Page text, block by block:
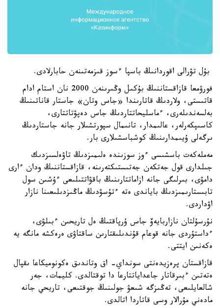
بۇل تۋرالى اقوردانىڭ باسپا ءسوز قىزمەتىنەن حابارلادى.
فورۋمعا قازاقستاننىڭ بۇكىل وڭىرىنەن 2000 نان استام ادام
قاتىستى، ولاردىڭ قاتارىندا «جاس وتان» جاستار قاناتىنىڭ
بەلسەندىلەرى، ءماسليحاتتاردىڭ جاس دەپۋتاتتارى،
كاسىپكەرلەر، عالىمدار، تانىمال سپورتشىلار جانە جاستاردىڭ
ىرگەلى ۇيىمدارىنىڭ كوشباسشىلارى بار.
مەملەكەت باسشىسى ءوز سوزىندە ەلىمىزدىڭ تاۋەلسىزدىك
جىلدارى قول جەتكەن جەتىستىكتەرىنە، قازاقستاننىڭ ودان ءارى
دامۋى، بىرلىگى جانە ازاماتتارىنىڭ باقۋاتتىلىعى ءۇشىن سول
تابىستارىمىزدىڭ باياندى ەتە ءتۇسۋدىڭ ماڭىزدىلىعىنا نازار
اۋداردى.
نۇرسۇلتان نازاربايەۆ جاس ۇرپاقتىڭ ەل تاريحىن ءبىلۋى،
ءداستۇردى جانە قوعام قۇندىلىقتارىن ساقتاۋى ەرەكشە مانگە يە
ەكەنىن ايتتى.
قازاقستان پرەزيدەنتى سونداي- اق وتاندىق ەكونوميكاعا ىقپال
ەتەتىن ءبىرقاتار جاعداياتتارعا دا توقتالدى. كليمات، جەر
شالعايلىعى، تەڭىزگە شىعۋ جولىنىڭ جوقتىعى، تاريحي جانە
مادەني مۇرالار وسى قاتاردا اتالدى.